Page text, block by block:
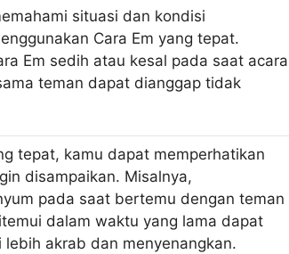
situasi dan kondisi
Cara Em yang tepat.
Em sedih atau kesal pada saat acara
teman dapat dianggap tidak
tepat, kamu dapat memperhatikan
disampaikan. Misalnya,
pada saat bertemu dengan teman
dalam waktu yang lama dapat
akrab dan menyenangkan.